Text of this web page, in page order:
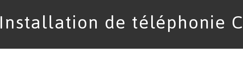
Installation de téléphonie